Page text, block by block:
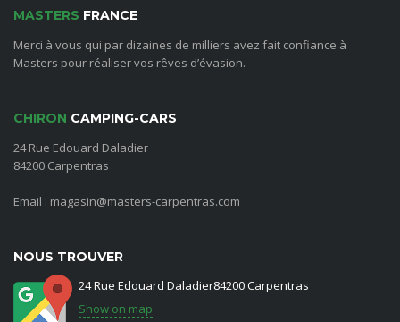
MASTERS FRANCE
Merci à vous qui par dizaines de milliers avez fait confiance à
Masters pour réaliser vos rêves d’évasion.
CHIRON CAMPING-CARS
24 Rue Edouard Daladier
84200 Carpentras
Email : magasin@masters-carpentras.com
NOUS TROUVER
24 Rue Edouard Daladier84200 Carpentras
Show on map